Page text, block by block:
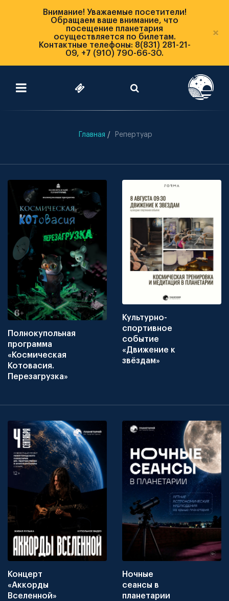
Внимание! Уважаемые посетители!
Обращаем ваше внимание, что
посещение планетария
осуществляется по билетам.
Контактные телефоны: 8(831) 281-21-
09, +7 (910) 790-66-30.
×
Главная Репертуар
Полнокупольная
программа
«Космическая
Котовасия.
Перезагрузка»
Культурно-
спортивное
событие
«Движение к
звёздам»
Концерт
«Аккорды
Вселенной»
Ночные
сеансы в
планетарии